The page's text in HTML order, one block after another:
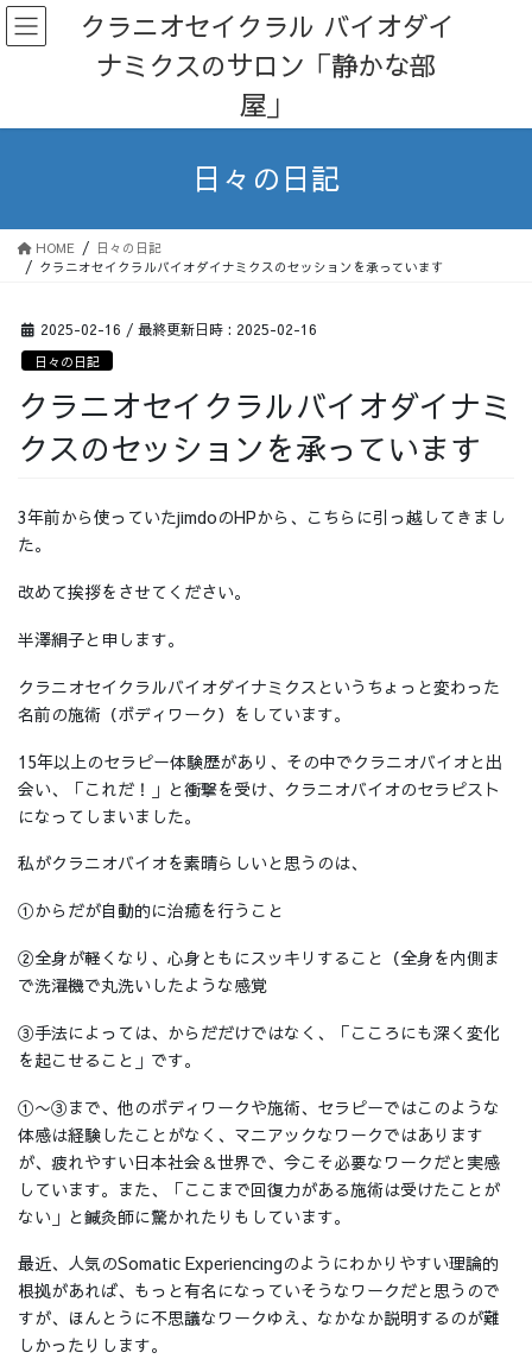
コ
ン
へ
プ
ナ
ビ
ョ
動
クラニオセイクラル バイオダイ
ナミクスのサロン「静かな部
屋」
日々の日記
HOME
日々の日記
クラニオセイクラルバイオダイナミクスのセッションを承っています
2025-02-16 / 最終更新日時 : 2025-02-16
日々の日記
クラニオセイクラルバイオダイナミ
クスのセッションを承っています
3年前から使っていたjimdoのHPから、こちらに引っ越してきまし
た。
改めて挨拶をさせてください。
半澤絹子と申します。
クラニオセイクラルバイオダイナミクスというちょっと変わった
名前の施術（ボディワーク）をしています。
15年以上のセラピー体験歴があり、その中でクラニオバイオと出
会い、「これだ！」と衝撃を受け、クラニオバイオのセラピスト
になってしまいました。
私がクラニオバイオを素晴らしいと思うのは、
①からだが自動的に治癒を行うこと
②全身が軽くなり、心身ともにスッキリすること（全身を内側ま
で洗濯機で丸洗いしたような感覚
③手法によっては、からだだけではなく、「こころにも深く変化
を起こせること」です。
①〜③まで、他のボディワークや施術、セラピーではこのような
体感は経験したことがなく、マニアックなワークではあります
が、疲れやすい日本社会＆世界で、今こそ必要なワークだと実感
しています。また、「ここまで回復力がある施術は受けたことが
ない」と鍼灸師に驚かれたりもしています。
最近、人気のSomatic Experiencingのようにわかりやすい理論的
根拠があれば、もっと有名になっていそうなワークだと思うので
すが、ほんとうに不思議なワークゆえ、なかなか説明するのが難
しかったりします。